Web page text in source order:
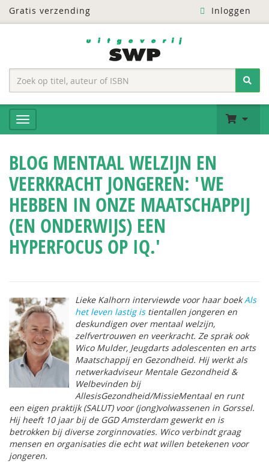
Gratis verzending Inloggen
BLOG MENTAAL WELZIJN EN
VEERKRACHT JONGEREN: 'WE
HEBBEN IN ONZE MAATSCHAPPIJ
(EN ONDERWIJS) EEN
HYPERFOCUS OP IQ.'
Lieke Kalhorn interviewde voor haar boekAls
het leven lastig istientallen jongeren en
deskundigen over mentaal welzijn,
zelfvertrouwen en veerkracht. Ze sprak ook
Wico Mulder, Jeugdarts adolescenten en arts
Maatschappij en Gezondheid. Hij werkt als
netwerkadviseur Mentale Gezondheid &
Welbevinden bij
AllesisGezondheid/MissieMentaal en runt
een eigen praktijk (SALUT) voor (jong)volwassenen in Gorssel.
Hij heeft 10 jaar bij de GGD Amsterdam gewerkt en is
betrokken bij diverse zorginnovaties. Wico verbindt graag
mensen en organisaties die echt wat willen betekenen voor
jongeren.